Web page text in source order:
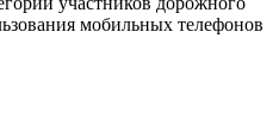
мобильных телефонов